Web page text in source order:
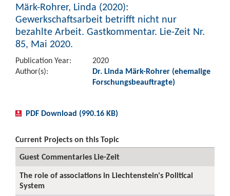
Märk-Rohrer, Linda (2020):
Gewerkschaftsarbeit betrifft nicht nur
bezahlte Arbeit. Gastkommentar. Lie-Zeit Nr.
85, Mai 2020.
Publication Year:
2020
Author(s):
Dr. Linda Märk-Rohrer (ehemalige
Forschungsbeauftragte)
PDF Download (990.16 KB)
Current Projects on this Topic
Guest Commentaries Lie-Zeit
The role of associations in Liechtenstein's Political
System